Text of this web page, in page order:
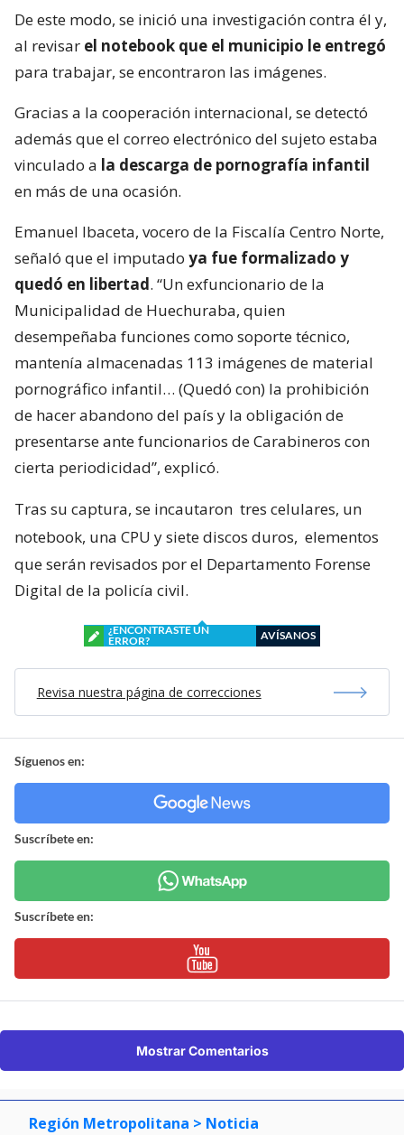
De este modo, se inició una investigación contra él y,
al revisar el notebook que el municipio le entregó
para trabajar, se encontraron las imágenes.
Gracias a la cooperación internacional, se detectó
además que el correo electrónico del sujeto estaba
vinculado a la descarga de pornografía infantil
en más de una ocasión.
Emanuel Ibaceta, vocero de la Fiscalía Centro Norte,
señaló que el imputado ya fue formalizado y
quedó en libertad. “Un exfuncionario de la
Municipalidad de Huechuraba, quien
desempeñaba funciones como soporte técnico,
mantenía almacenadas 113 imágenes de material
pornográfico infantil… (Quedó con) la prohibición
de hacer abandono del país y la obligación de
presentarse ante funcionarios de Carabineros con
cierta periodicidad”, explicó.
Tras su captura, se incautaron tres celulares, un
notebook, una CPU y siete discos duros, elementos
que serán revisados por el Departamento Forense
Digital de la policía civil.
¿ENCONTRASTE UN
ERROR?
AVÍSANOS
Revisa nuestra página de correcciones
Síguenos en:
Suscríbete en:
Suscríbete en:
Mostrar Comentarios
Región Metropolitana > Noticia